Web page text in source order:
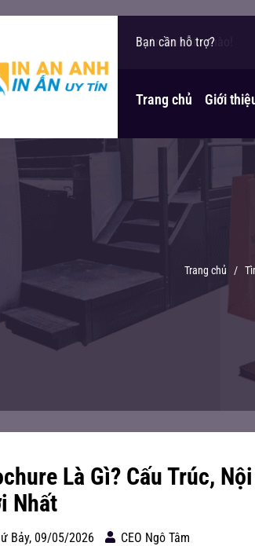
In An Anh xin chào!
Bạn cần hỗ trợ?
Trang chủ Giới
Trang chủ /
Là Gì? Cấu Trúc,
Nhất
Bảy, 09/05/2026 CEO Ngô Tâm